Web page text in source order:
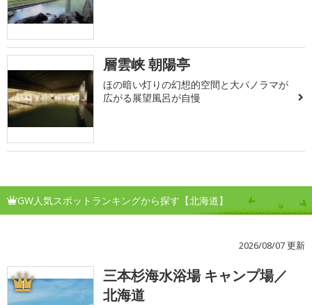
層雲峡 朝陽亭
ほの暗い灯りの幻想的空間と大パノラマが
広がる展望風呂が自慢
GW人気スポットランキングから探す【北海道】
2026/08/07 更新
1
三本杉海水浴場 キャンプ場／
北海道